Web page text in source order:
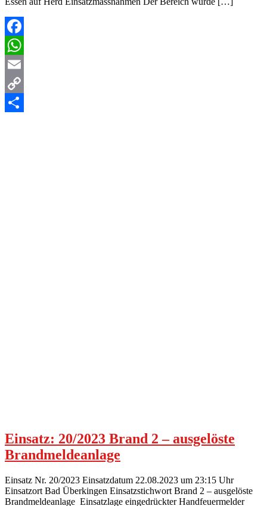
Facebook
WhatsApp
Email
Copy
Einsatz: 20/2023 Brand 2 – ausgelöste
Brandmeldeanlage
Einsatz Nr. 20/2023 Einsatzdatum 22.08.2023 um 23:15 Uhr
Einsatzort Bad Überkingen Einsatzstichwort Brand 2 – ausgelöste
Brandmeldeanlage Einsatzlage eingedrückter Handfeuermelder